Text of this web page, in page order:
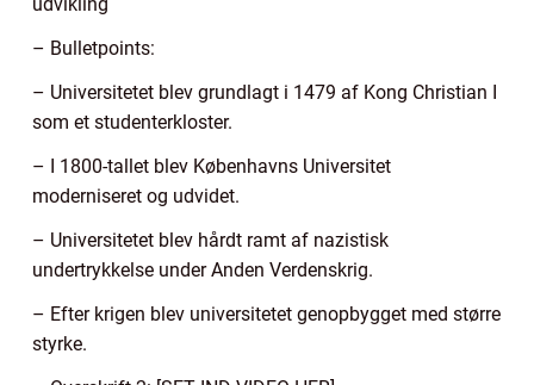
– Bulletpoints:
– Universitetet blev grundlagt i 1479 af Kong Christian I
som et studenterkloster.
– I 1800-tallet blev Københavns Universitet
moderniseret og udvidet.
– Universitetet blev hårdt ramt af nazistisk
undertrykkelse under Anden Verdenskrig.
– Efter krigen blev universitetet genopbygget med større
styrke.